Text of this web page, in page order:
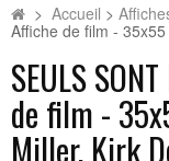
> Accueil >
Affiche de film -
SEULS
de film -
Miller, Kirk